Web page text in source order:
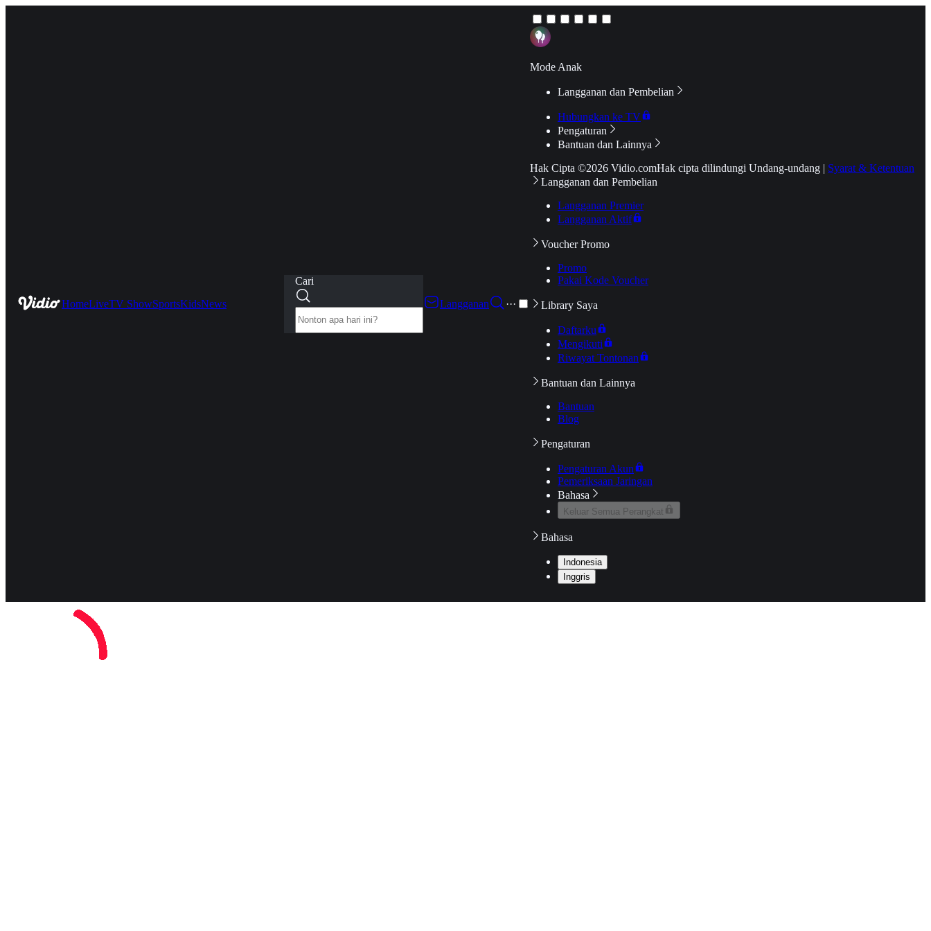
HomeLiveTV ShowSportsKidsNews
Cari
Langganan
···
Mode Anak
Langganan dan Pembelian
Hubungkan ke TV
Pengaturan
Bantuan dan Lainnya
Hak Cipta ©2026 Vidio.comHak cipta dilindungi Undang-undang | Syarat & Ketentuan
Langganan dan Pembelian
Langganan Premier
Langganan Aktif
Voucher Promo
Promo
Pakai Kode Voucher
Library Saya
Daftarku
Mengikuti
Riwayat Tontonan
Bantuan dan Lainnya
Bantuan
Blog
Pengaturan
Pengaturan Akun
Pemeriksaan Jaringan
Bahasa
Keluar Semua Perangkat
Bahasa
Indonesia
Inggris